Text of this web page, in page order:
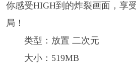
你感受HIGH到的炸裂画面，享
局！
类型：放置 二次元
大小：519MB